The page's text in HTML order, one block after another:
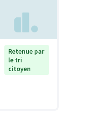
Retenue par
le tri
citoyen